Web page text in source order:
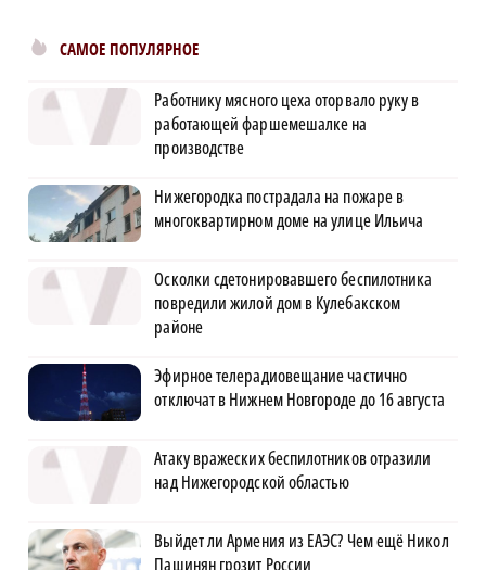
САМОЕ ПОПУЛЯРНОЕ
Работнику мясного цеха оторвало руку в
работающей фаршемешалке на
производстве
Нижегородка пострадала на пожаре в
многоквартирном доме на улице Ильича
Осколки сдетонировавшего беспилотника
повредили жилой дом в Кулебакском
районе
Эфирное телерадиовещание частично
отключат в Нижнем Новгороде до 16 августа
Атаку вражеских беспилотников отразили
над Нижегородской областью
Выйдет ли Армения из ЕАЭС? Чем ещё Никол
Пашинян грозит России